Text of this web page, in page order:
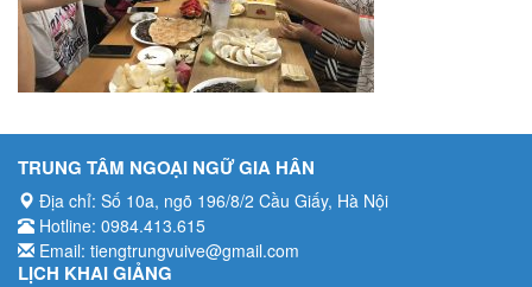
TRUNG TÂM NGOẠI NGỮ GIA HÂN
Địa chỉ: Số 10a, ngõ 196/8/2 Cầu Giấy, Hà Nội
Hotline: 0984.413.615
Email: tiengtrungvuive@gmail.com
LỊCH KHAI GIẢNG